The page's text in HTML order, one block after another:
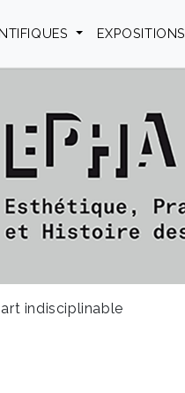
EXPOSITIONS
indisciplinable